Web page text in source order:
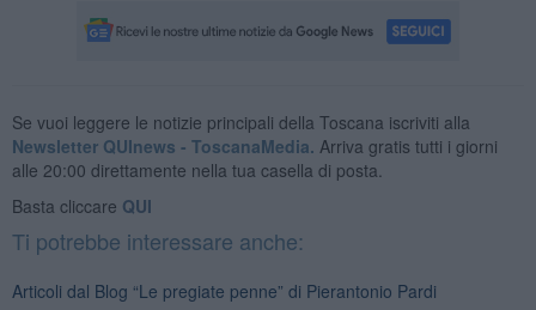
Se vuoi leggere le notizie principali della Toscana iscriviti alla
Newsletter QUInews - ToscanaMedia. Arriva gratis tutti i giorni
alle 20:00 direttamente nella tua casella di posta.
Basta cliccare QUI
Ti potrebbe interessare anche:
Articoli dal Blog “Le pregiate penne” di Pierantonio Pardi